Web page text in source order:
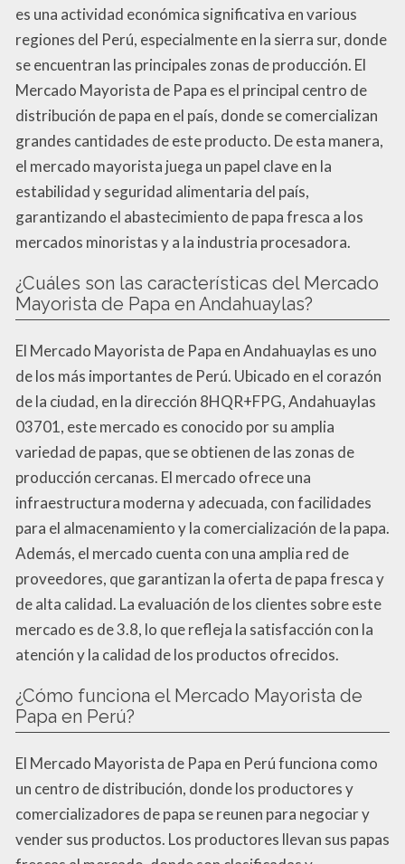
es una actividad económica significativa en various
regiones del Perú, especialmente en la sierra sur, donde
se encuentran las principales zonas de producción. El
Mercado Mayorista de Papa es el principal centro de
distribución de papa en el país, donde se comercializan
grandes cantidades de este producto. De esta manera,
el mercado mayorista juega un papel clave en la
estabilidad y seguridad alimentaria del país,
garantizando el abastecimiento de papa fresca a los
mercados minoristas y a la industria procesadora.
¿Cuáles son las características del Mercado
Mayorista de Papa en Andahuaylas?
El Mercado Mayorista de Papa en Andahuaylas es uno
de los más importantes de Perú. Ubicado en el corazón
de la ciudad, en la dirección 8HQR+FPG, Andahuaylas
03701, este mercado es conocido por su amplia
variedad de papas, que se obtienen de las zonas de
producción cercanas. El mercado ofrece una
infraestructura moderna y adecuada, con facilidades
para el almacenamiento y la comercialización de la papa.
Además, el mercado cuenta con una amplia red de
proveedores, que garantizan la oferta de papa fresca y
de alta calidad. La evaluación de los clientes sobre este
mercado es de 3.8, lo que refleja la satisfacción con la
atención y la calidad de los productos ofrecidos.
¿Cómo funciona el Mercado Mayorista de
Papa en Perú?
El Mercado Mayorista de Papa en Perú funciona como
un centro de distribución, donde los productores y
comercializadores de papa se reunen para negociar y
vender sus productos. Los productores llevan sus papas